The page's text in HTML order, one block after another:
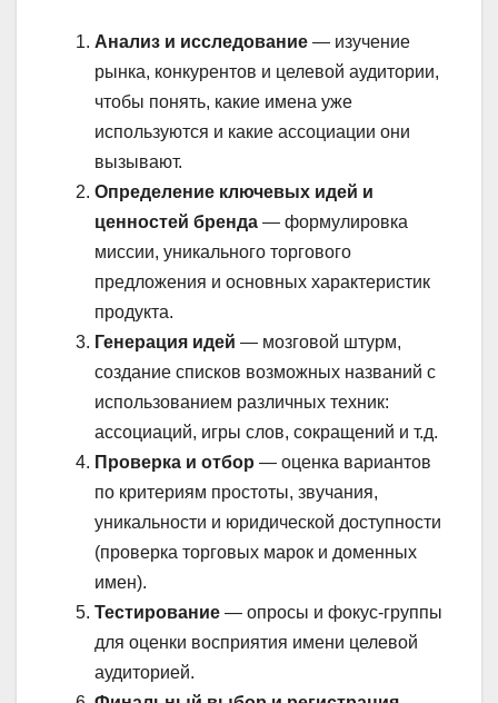
Анализ и исследование — изучение
рынка, конкурентов и целевой аудитории,
чтобы понять, какие имена уже
используются и какие ассоциации они
вызывают.
Определение ключевых идей и
ценностей бренда — формулировка
миссии, уникального торгового
предложения и основных характеристик
продукта.
Генерация идей — мозговой штурм,
создание списков возможных названий с
использованием различных техник:
ассоциаций, игры слов, сокращений и т.д.
Проверка и отбор — оценка вариантов
по критериям простоты, звучания,
уникальности и юридической доступности
(проверка торговых марок и доменных
имен).
Тестирование — опросы и фокус-группы
для оценки восприятия имени целевой
аудиторией.